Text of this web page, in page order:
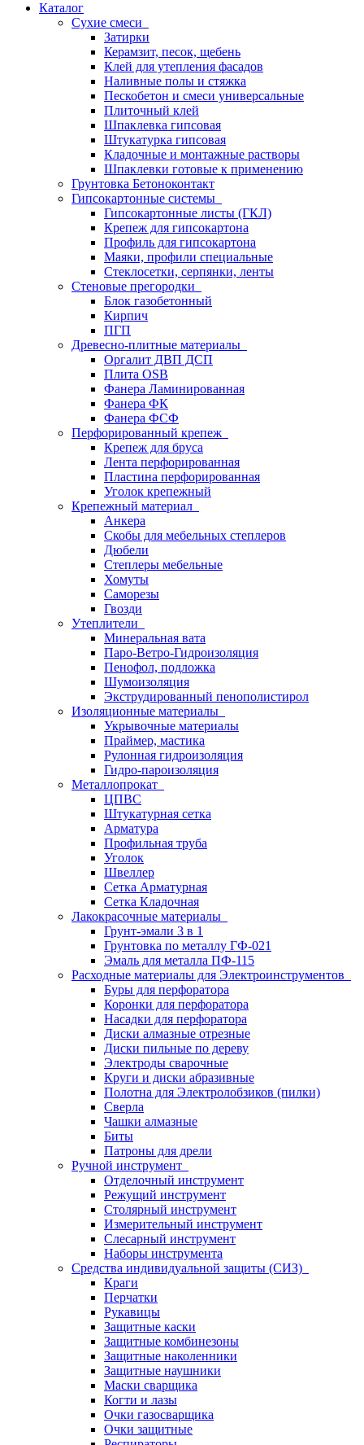
Каталог
Сухие смеси
Затирки
Керамзит, песок, щебень
Клей для утепления фасадов
Наливные полы и стяжка
Пескобетон и смеси универсальные
Плиточный клей
Шпаклевка гипсовая
Штукатурка гипсовая
Кладочные и монтажные растворы
Шпаклевки готовые к применению
Грунтовка Бетоноконтакт
Гипсокартонные системы
Гипсокартонные листы (ГКЛ)
Крепеж для гипсокартона
Профиль для гипсокартона
Маяки, профили специальные
Стеклосетки, серпянки, ленты
Стеновые прегородки
Блок газобетонный
Кирпич
ПГП
Древесно-плитные материалы
Оргалит ДВП ДСП
Плита OSB
Фанера Ламинированная
Фанера ФК
Фанера ФСФ
Перфорированный крепеж
Крепеж для бруса
Лента перфорированная
Пластина перфорированная
Уголок крепежный
Крепежный материал
Анкера
Скобы для мебельных степлеров
Дюбели
Степлеры мебельные
Хомуты
Саморезы
Гвозди
Утеплители
Минеральная вата
Паро-Ветро-Гидроизоляция
Пенофол, подложка
Шумоизоляция
Экструдированный пенополистирол
Изоляционные материалы
Укрывочные материалы
Праймер, мастика
Рулонная гидроизоляция
Гидро-пароизоляция
Металлопрокат
ЦПВС
Штукатурная сетка
Арматура
Профильная труба
Уголок
Швеллер
Сетка Арматурная
Сетка Кладочная
Лакокрасочные материалы
Грунт-эмали 3 в 1
Грунтовка по металлу ГФ-021
Эмаль для металла ПФ-115
Расходные материалы для Электроинструментов
Буры для перфоратора
Коронки для перфоратора
Насадки для перфоратора
Диски алмазные отрезные
Диски пильные по дереву
Электроды сварочные
Круги и диски абразивные
Полотна для Электролобзиков (пилки)
Сверла
Чашки алмазные
Биты
Патроны для дрели
Ручной инструмент
Отделочный инструмент
Режущий инструмент
Столярный инструмент
Измерительный инструмент
Слесарный инструмент
Наборы инструмента
Средства индивидуальной защиты (СИЗ)
Краги
Перчатки
Рукавицы
Защитные каски
Защитные комбинезоны
Защитные наколенники
Защитные наушники
Маски сварщика
Когти и лазы
Очки газосварщика
Очки защитные